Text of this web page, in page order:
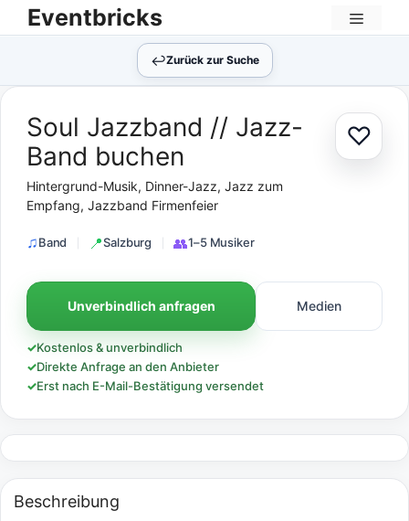
Zum
Inhalt
Eventbricks
Menü
↩︎Zurück zur Suche
♡Zur
Soul Jazzband // Jazz-
Band buchen
Hintergrund-Musik, Dinner-Jazz, Jazz zum
Empfang, Jazzband Firmenfeier
Band Salzburg 1–5 Musiker
Unverbindlich anfragen Medien
✓Kostenlos & unverbindlich
✓Direkte Anfrage an den Anbieter
✓Erst nach E-Mail-Bestätigung versendet
Beschreibung